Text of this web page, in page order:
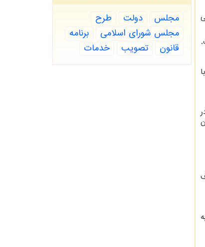
در
مجلس دولت
طرح
مجلس شورای اسلامی
برنامه
قانون
تصویب خدمات